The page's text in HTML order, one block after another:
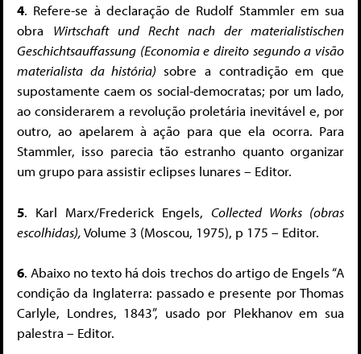
4. Refere-se à declaração de Rudolf Stammler em sua
obra Wirtschaft und Recht nach der materialistischen
Geschichtsauffassung (Economia e direito segundo a visão
materialista da história) sobre a contradição em que
supostamente caem os social-democratas; por um lado,
ao considerarem a revolução proletária inevitável e, por
outro, ao apelarem à ação para que ela ocorra. Para
Stammler, isso parecia tão estranho quanto organizar
um grupo para assistir eclipses lunares – Editor.
5. Karl Marx/Frederick Engels, Collected Works (obras
escolhidas),Volume 3 (Moscou, 1975), p 175 – Editor.
6. Abaixo no texto há dois trechos do artigo de Engels “A
condição da Inglaterra: passado e presente por Thomas
Carlyle, Londres, 1843”, usado por Plekhanov em sua
palestra – Editor.